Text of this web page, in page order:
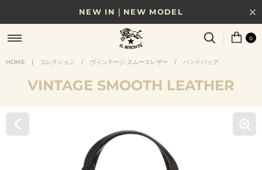
NEW IN｜NEW MODEL
8/17(月)10時まで｜税込11,000円以上で送料無料
贈る相手やシーンから選べる、新しいギフトガイド
NEW IN｜COLOR LEATHER
0
HOME | コレクション / ヴィンテージ スムースレザー / ハンドバッグ
VINTAGE SMOOTH LEATHER